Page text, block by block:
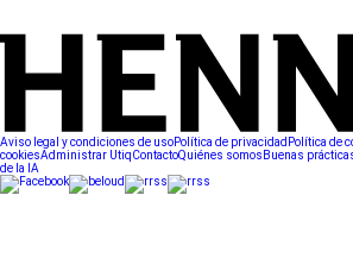
Aviso legal y condiciones de usoPolítica de privacidad Política de
cookiesAdministrar UtiqContactoQuiénes somos Buenas
de la IA